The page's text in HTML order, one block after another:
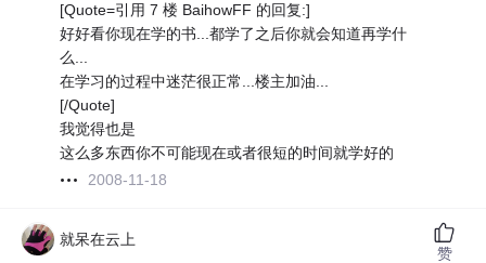
[Quote=引用 7 楼 BaihowFF 的回复:]
好好看你现在学的书...都学了之后你就会知道再学什
么...
在学习的过程中迷茫很正常...楼主加油...
[/Quote]
我觉得也是
这么多东西你不可能现在或者很短的时间就学好的
2008-11-18
就呆在云上
赞